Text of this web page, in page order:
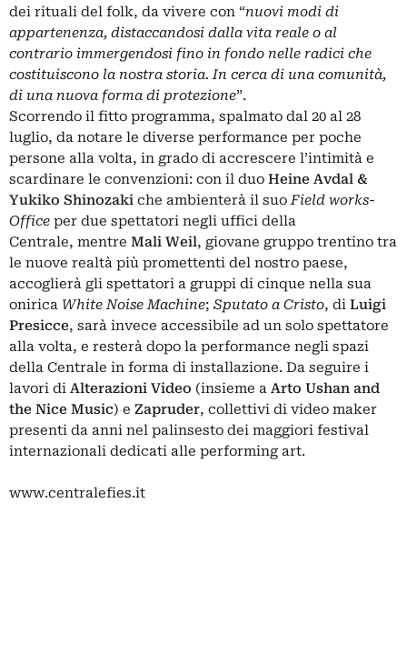
dei rituali del folk, da vivere con “nuovi modi di
appartenenza, distaccandosi dalla vita reale o al
contrario immergendosi fino in fondo nelle radici che
costituiscono la nostra storia. In cerca di una comunità,
di una nuova forma di protezione”.
Scorrendo il fitto programma, spalmato dal 20 al 28
luglio, da notare le diverse performance per poche
persone alla volta, in grado di accrescere l’intimità e
scardinare le convenzioni: con il duo Heine Avdal &
Yukiko Shinozaki che ambienterà il suoField works-
Office per due spettatori negli uffici della
Centrale, mentre Mali Weil, giovane gruppo trentino tra
le nuove realtà più promettenti del nostro paese,
accoglierà gli spettatori a gruppi di cinque nella sua
onirica White Noise Machine; Sputato a Cristo, di Luigi
Presicce, sarà invece accessibile ad un solo spettatore
alla volta, e resterà dopo la performance negli spazi
della Centrale in forma di installazione. Da seguire i
lavori di Alterazioni Video (insieme a Arto Ushan and
the Nice Music) e Zapruder, collettivi di video maker
presenti da anni nel palinsesto dei maggiori festival
internazionali dedicati alle performing art.
www.centralefies.it